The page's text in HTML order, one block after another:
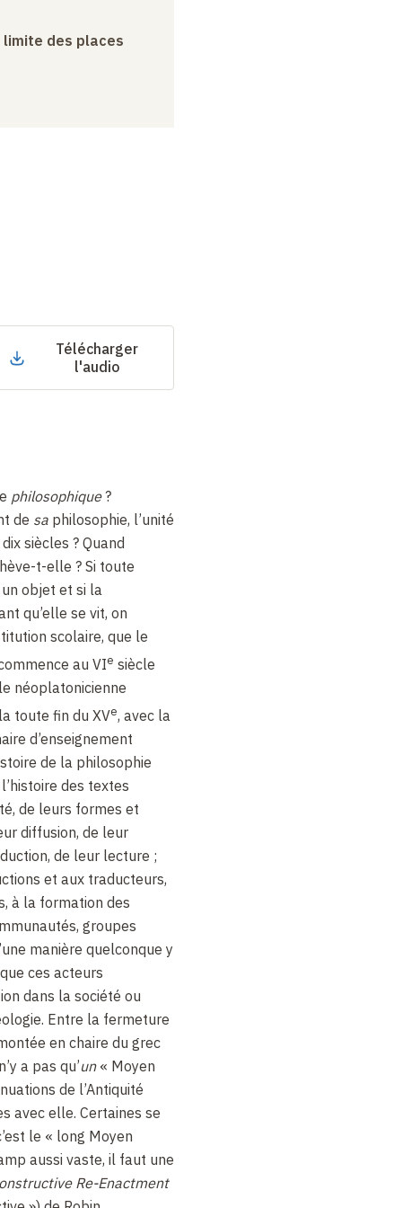
limite des places
Télécharger
l'audio
philosophique?
de sa philosophie, l’unité
siècles ? Quand
t-elle ? Si toute
objet et si la
qu’elle se vit, on
scolaire, que le
au VIe siècle
néoplatonicienne
toute fin du XVe, avec la
d’enseignement
de la philosophie
des textes
de leurs formes et
diffusion, de leur
de leur lecture ;
et aux traducteurs,
à la formation des
groupes
manière quelconque y
ces acteurs
dans la société ou
Entre la fermeture
en chaire du grec
a pas qu’un« Moyen
de l’Antiquité
avec elle. Certaines se
le « long Moyen
aussi vaste, il faut une
Re-Enactment